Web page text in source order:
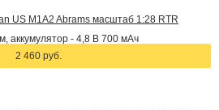
US M1A2 Abrams масштаб 1:28 RTR
аккумулятор - 4,8 В 700 мАч
2 460 руб.